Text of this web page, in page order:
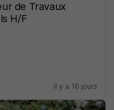
de Travaux
H/F
il y a 16 jours